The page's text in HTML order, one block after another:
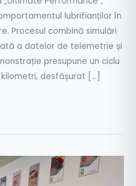
lubrifianților în
Procesul combină simulări
a datelor de telemetrie și
presupune un ciclu
desfășurat […]